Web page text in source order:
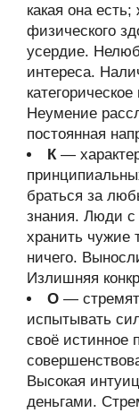
какая она
физического
усердие.
интереса.
Неумение
постоянная
К—
браться за
знания. Люди
хранить чужие
ничего.
Излишняя
О —
испытывать
своё истинное
Высокая
деньгами.